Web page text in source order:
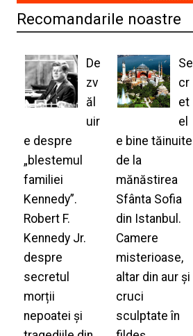
Recomandarile noastre
De
zv
ăl
uir
e despre
„blestemul
familiei
Kennedy”.
Robert F.
Kennedy Jr.
despre
secretul
morții
nepoatei și
Se
cr
et
el
e bine tăinuite
de la
mănăstirea
Sfânta Sofia
din Istanbul.
Camere
misterioase,
altar din aur și
cruci
sculptate în